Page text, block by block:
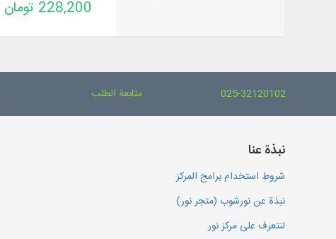
228,200 تومان
025-32120102 متابعة الطلب
نبذة عنا
شروط استخدام برامج المركز
نبذة عن نورشوب (متجر نور)
لنتعرف على مركز نور